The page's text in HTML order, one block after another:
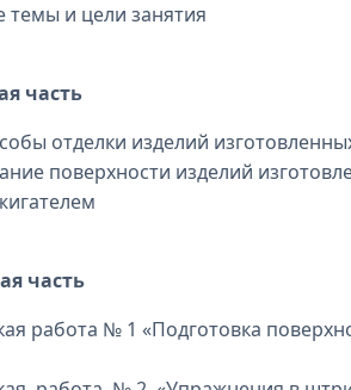
и цели занятия
часть
отделки изделий
поверхности изделий
часть
работа № 1 «Подготовка